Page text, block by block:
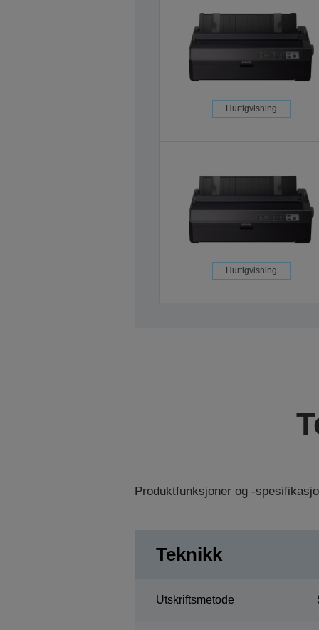
Hurtigvisning
Hurtigvisning
Produktfunksjoner og -
Teknikk
Utskriftsmetode